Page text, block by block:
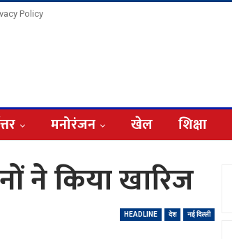
Policy
मनोरंजन खेल शिक्षा
ने किया खारिज
HEADLINE देश नई दिल्ली